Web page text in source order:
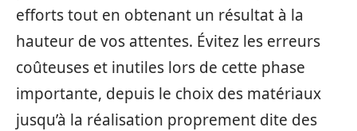
efforts tout en obtenant un résultat à la
hauteur de vos attentes. Évitez les erreurs
coûteuses et inutiles lors de cette phase
importante, depuis le choix des matériaux
jusqu’à la réalisation proprement dite des